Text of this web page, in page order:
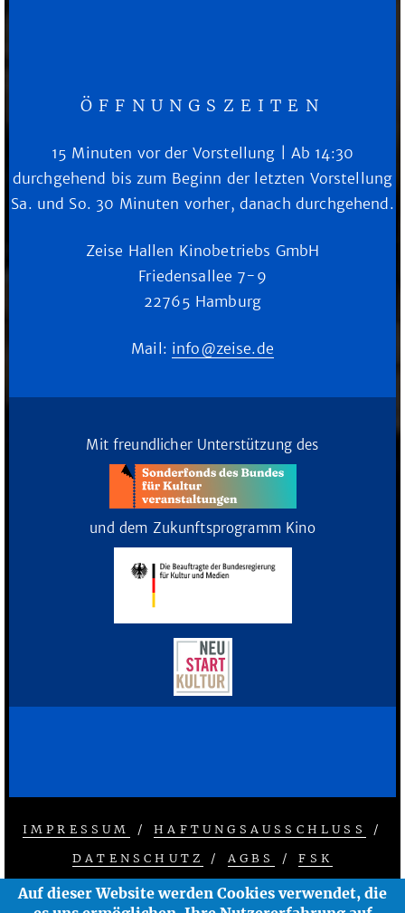
ÖFFNUNGSZEITEN
15 Minuten vor der Vorstellung | Ab 14:30
durchgehend bis zum Beginn der letzten Vorstellung
Sa. und So. 30 Minuten vorher, danach durchgehend.
Zeise Hallen Kinobetriebs GmbH
Friedensallee 7-9
22765 Hamburg
Mail: info@zeise.de
Mit freundlicher Unterstützung des
und dem Zukunftsprogramm Kino
FOOTER
MENU
IMPRESSUM /HAFTUNGSAUSSCHLUSS
/
DATENSCHUTZ
/ AGBS /FSK
© 2026 ZEISE KINOS - ÄNDERUNGEN
Auf dieser Website werden Cookies verwendet, die